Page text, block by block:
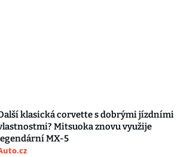
klasická corvette s dobrými jízdními
Mitsuoka znovu využije
MX-5